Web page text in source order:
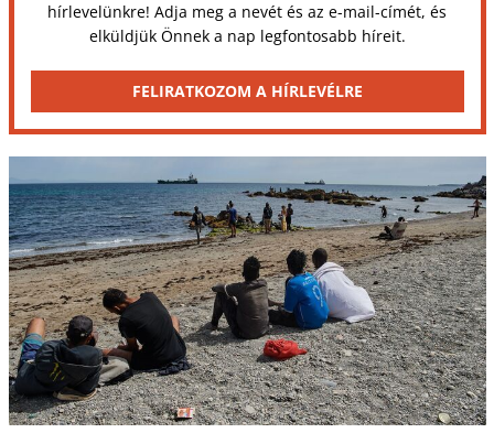
hírlevelünkre! Adja meg a nevét és az e-mail-címét, és
elküldjük Önnek a nap legfontosabb híreit.
FELIRATKOZOM A HÍRLEVÉLRE